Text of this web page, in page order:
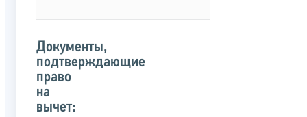
Документы,
подтверждающие
право
на
вычет: